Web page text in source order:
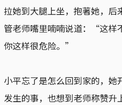
拉她到大腿上坐，抱著她，后
管老师嘴里喃喃说道：“这样
你这样很危险。”
小平忘了是怎么回到家的，她
发生的事，也想到老师称赞升